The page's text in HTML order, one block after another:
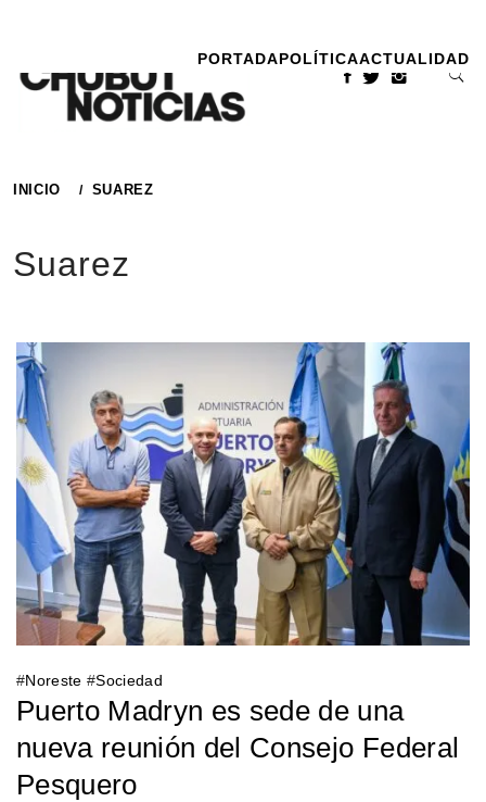
contenido
PORTADAPOLÍTICAACTUALIDAD
INICIO SUAREZ
Suarez
#Noreste #Sociedad
Puerto Madryn es sede de una
nueva reunión del Consejo Federal
Pesquero